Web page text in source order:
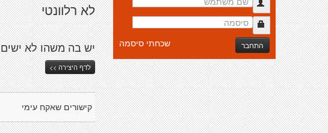
לא רלוונטי
יש בה משהו לא ישים
לדף היצירה >>
קישורים שאקח עימי
התחבר שכחתי סיסמה